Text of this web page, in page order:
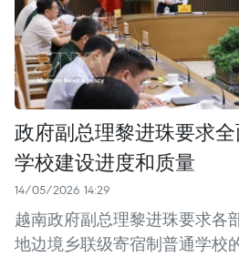
政府副总理黎进珠要求
学校建设进度和质量
14/05/2026 14:29
越南政府副总理黎进珠要求各
地边境乡联级寄宿制普通学校